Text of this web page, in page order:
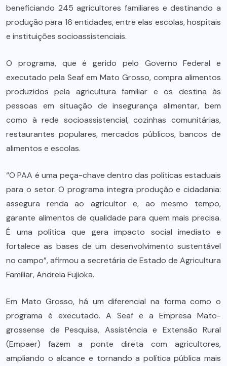
beneficiando 245 agricultores familiares e destinando a
produção para 16 entidades, entre elas escolas, hospitais
e instituições socioassistenciais.
O programa, que é gerido pelo Governo Federal e
executado pela Seaf em Mato Grosso, compra alimentos
produzidos pela agricultura familiar e os destina às
pessoas em situação de insegurança alimentar, bem
como à rede socioassistencial, cozinhas comunitárias,
restaurantes populares, mercados públicos, bancos de
alimentos e escolas.
“O PAA é uma peça-chave dentro das políticas estaduais
para o setor. O programa integra produção e cidadania:
assegura renda ao agricultor e, ao mesmo tempo,
garante alimentos de qualidade para quem mais precisa.
É uma política que gera impacto social imediato e
fortalece as bases de um desenvolvimento sustentável
no campo”, afirmou a secretária de Estado de Agricultura
Familiar, Andreia Fujioka.
Em Mato Grosso, há um diferencial na forma como o
programa é executado. A Seaf e a Empresa Mato-
grossense de Pesquisa, Assistência e Extensão Rural
(Empaer) fazem a ponte direta com agricultores,
ampliando o alcance e tornando a política pública mais